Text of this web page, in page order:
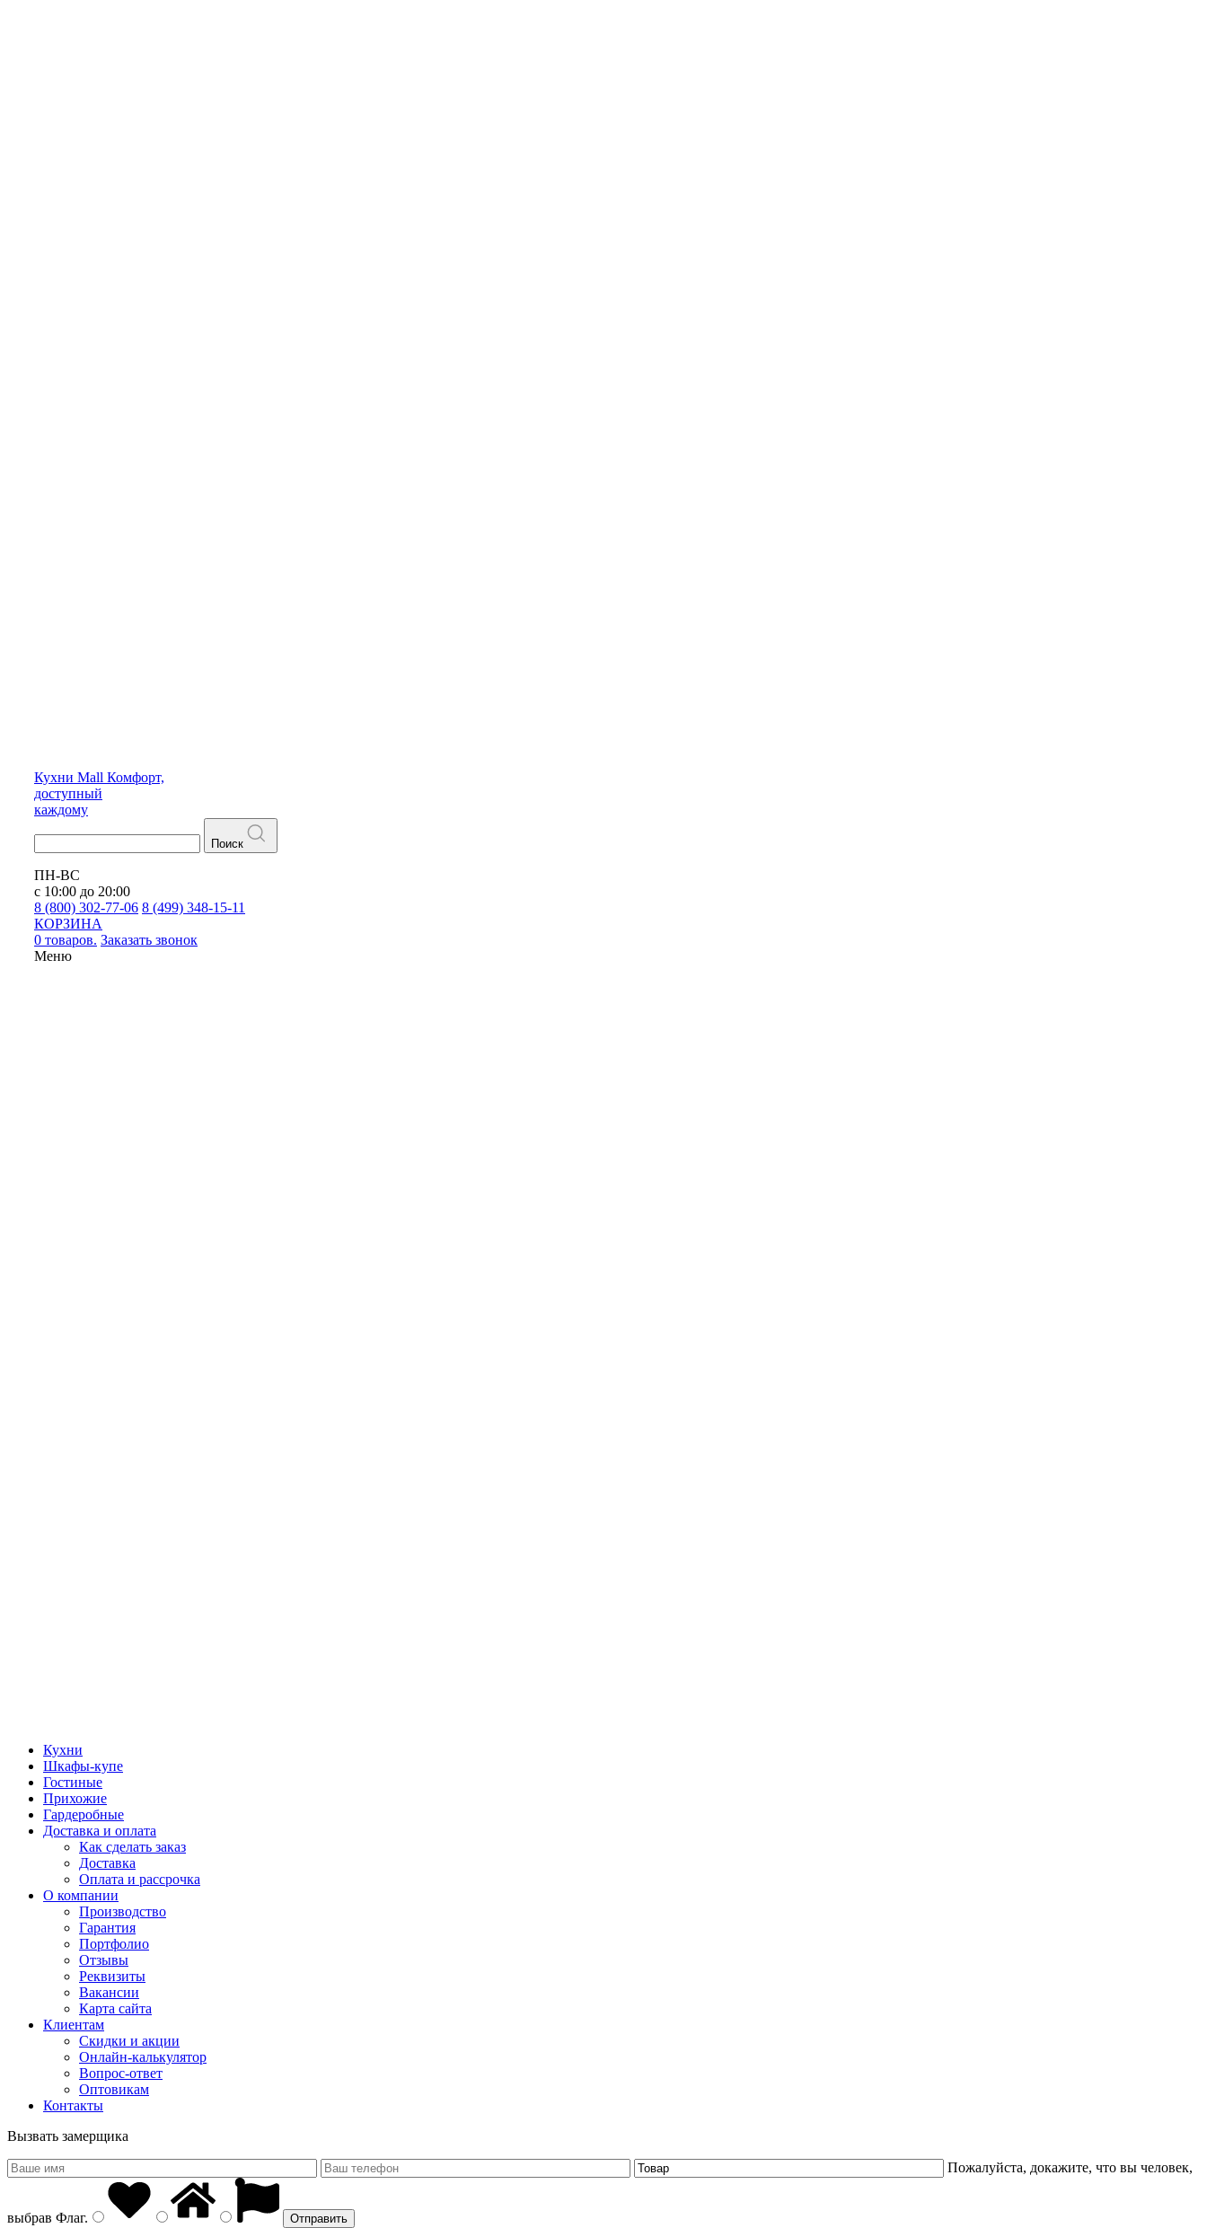
Кухни Mall Комфорт,
доступный
каждому
Поиск
ПН-ВС
с 10:00 до 20:00
8 (800) 302-77-06 8 (499) 348-15-11
КОРЗИНА
0 товаров. Заказать звонок
Меню
Кухни
Шкафы-купе
Гостиные
Прихожие
Гардеробные
Доставка и оплата
Как сделать заказ
Доставка
Оплата и рассрочка
О компании
Производство
Гарантия
Портфолио
Отзывы
Реквизиты
Вакансии
Карта сайта
Клиентам
Скидки и акции
Онлайн-калькулятор
Вопрос-ответ
Оптовикам
Контакты
Вызвать замерщика
Пожалуйста, докажите, что вы человек,
выбрав Флаг.